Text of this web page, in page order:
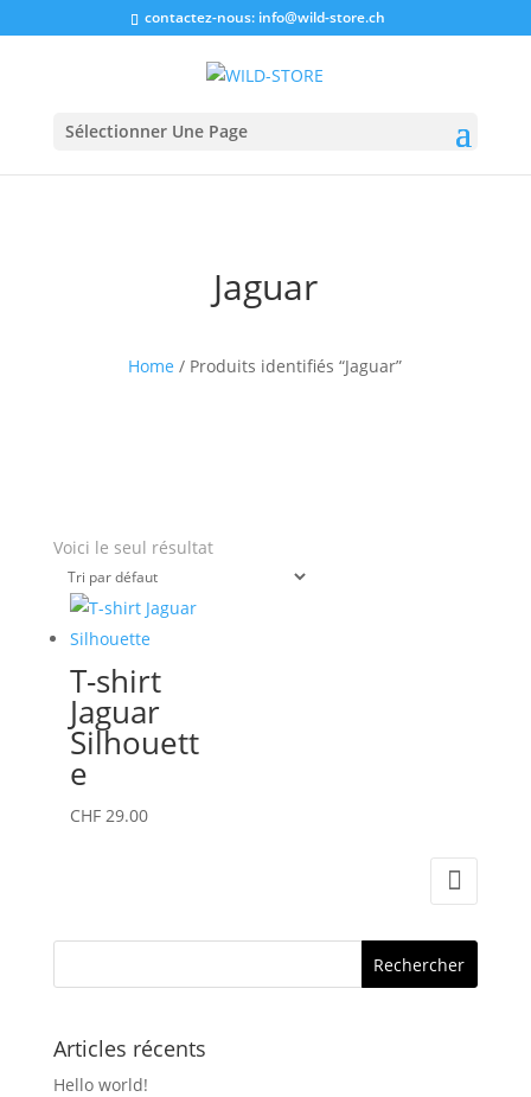
contactez-nous: info@wild-store.ch
Sélectionner Une Page
Jaguar
Home / Produits identifiés “Jaguar”
Voici le seul résultat
T-shirt
Jaguar
Silhouett
e
CHF29.00
variations.
Articles récents
Hello world!